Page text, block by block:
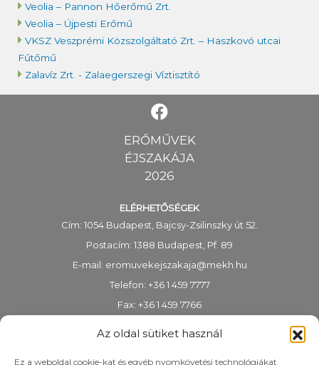
Az oldal sütiket használ
Ez a weboldal cookie-kat és egyéb nyomkövetési technológiákat
Veolia – Pannon Hőerőmű Zrt.
Veolia – Újpesti Erőmű
VKSZ Veszprémi Közszolgáltató Zrt. – Haszkovó utcai
Fűtőmű
Zalavíz Zrt. - Zalaegerszegi Víztisztító
ERŐMŰVEK
ÉJSZAKÁJA
2026
ELÉRHETŐSÉGEK
Cím: 1054 Budapest, Bajcsy-Zsilinszky út 52.
Postacím: 1388 Budapest, Pf. 89
E-mail: eromuvekejszakaja@mekh.hu
Telefon: +36 1 459 7777
Fax: +36 1 459 7766